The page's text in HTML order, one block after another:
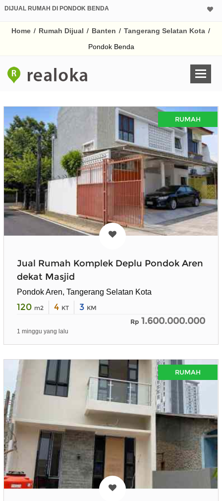
DIJUAL RUMAH DI PONDOK BENDA
Home / Rumah Dijual / Banten / Tangerang Selatan Kota /
Pondok Benda
RUMAH
Jual Rumah Komplek Deplu Pondok Aren
dekat Masjid
Pondok Aren, Tangerang Selatan Kota
120 m2 4 KT 3 KM
Rp 1.600.000.000
1 minggu yang lalu
RUMAH